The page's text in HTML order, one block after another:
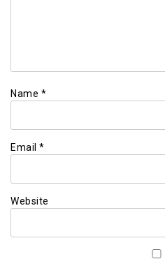
Name *
Email *
Website